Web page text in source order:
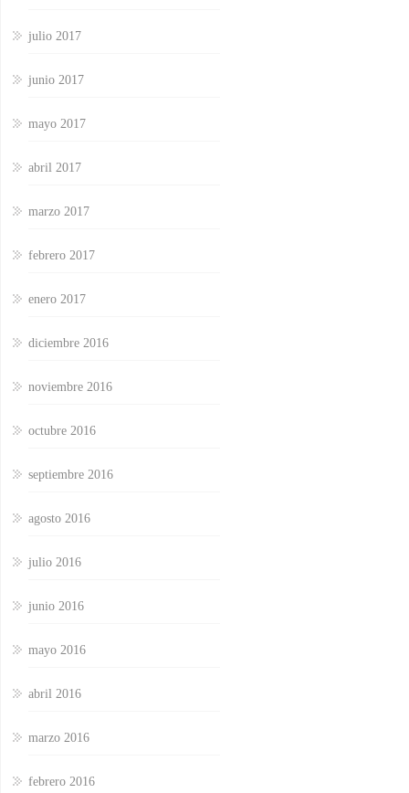
julio 2017
junio 2017
mayo 2017
abril 2017
marzo 2017
febrero 2017
enero 2017
diciembre 2016
noviembre 2016
octubre 2016
septiembre 2016
agosto 2016
julio 2016
junio 2016
mayo 2016
abril 2016
marzo 2016
febrero 2016